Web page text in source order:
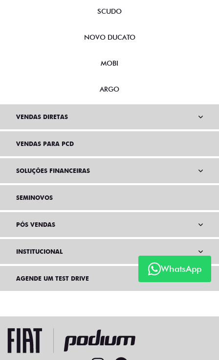
WhatsApp
SCUDO
NOVO DUCATO
MOBI
ARGO
VENDAS DIRETAS
VENDAS PARA PCD
SOLUÇÕES FINANCEIRAS
SEMINOVOS
PÓS VENDAS
INSTITUCIONAL
AGENDE UM TEST DRIVE